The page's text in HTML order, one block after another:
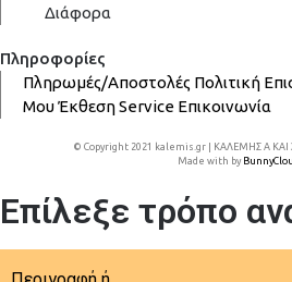
Διάφορα
Πληροφορίες
Πληρωμές/Αποστολές Πολιτική
ΜουΈκθεσηService Επικοινωνία
© Copyright 2021 kalemis.gr | ΚΑΛΕΜΗΣ Α ΚΑΙ
Made with by
Επίλεξε τρόπο